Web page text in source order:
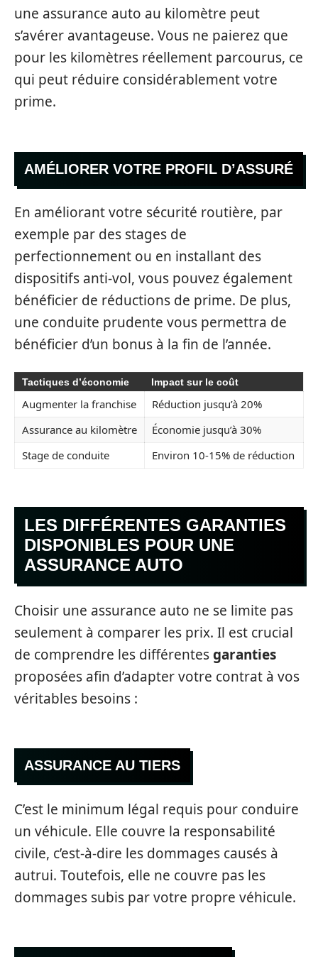
une assurance auto au kilomètre peut
s’avérer avantageuse. Vous ne paierez que
pour les kilomètres réellement parcourus, ce
qui peut réduire considérablement votre
prime.
AMÉLIORER VOTRE PROFIL D’ASSURÉ
En améliorant votre sécurité routière, par
exemple par des stages de
perfectionnement ou en installant des
dispositifs anti-vol, vous pouvez également
bénéficier de réductions de prime. De plus,
une conduite prudente vous permettra de
bénéficier d’un bonus à la fin de l’année.
Tactiques d’économie Impact sur le coût
Augmenter la franchise
Réduction jusqu’à 20%
Assurance au kilomètre
Économie jusqu’à 30%
Stage de conduite
Environ 10-15% de réduction
LES DIFFÉRENTES GARANTIES
DISPONIBLES POUR UNE
ASSURANCE AUTO
Choisir une assurance auto ne se limite pas
seulement à comparer les prix. Il est crucial
de comprendre les différentesgaranties
proposées afin d’adapter votre contrat à vos
véritables besoins :
ASSURANCE AU TIERS
C’est le minimum légal requis pour conduire
un véhicule. Elle couvre la responsabilité
civile, c’est-à-dire les dommages causés à
autrui. Toutefois, elle ne couvre pas les
dommages subis par votre propre véhicule.